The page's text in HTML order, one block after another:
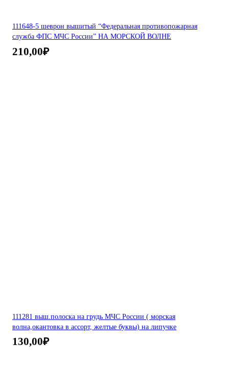
111648-5 шеврон вышитый “Федеральная противопожарная
служба ФПС МЧС России” НА МОРСКОЙ ВОЛНЕ
210,00₽
111281 выш.полоска на грудь МЧС России ( морская
волна,окантовка в ассорт, желтые буквы) на липучке
130,00₽